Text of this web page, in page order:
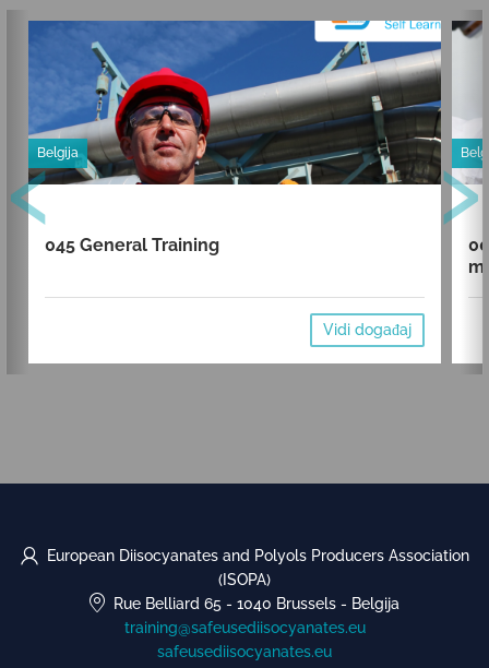
Belgija
045 General Training
Vidi događaj
‹ ›
European Diisocyanates and Polyols Producers Association
(ISOPA)
Rue Belliard 65 - 1040 Brussels - Belgija
training@safeusediisocyanates.eu
safeusediisocyanates.eu